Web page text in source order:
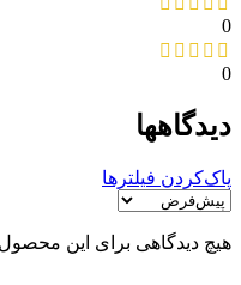
0
0
دیدگاهها
پاک‌کردن فیلترها
هیچ دیدگاهی برای این